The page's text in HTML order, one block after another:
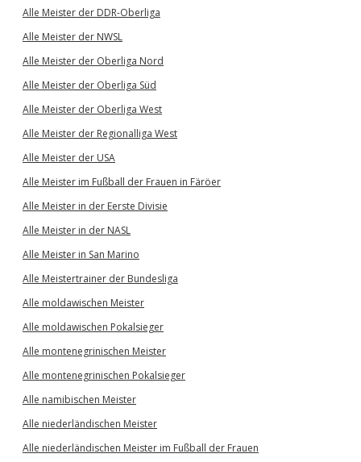
Alle Meister der DDR-Oberliga
Alle Meister der NWSL
Alle Meister der Oberliga Nord
Alle Meister der Oberliga Süd
Alle Meister der Oberliga West
Alle Meister der Regionalliga West
Alle Meister der USA
Alle Meister im Fußball der Frauen in Färöer
Alle Meister in der Eerste Divisie
Alle Meister in der NASL
Alle Meister in San Marino
Alle Meistertrainer der Bundesliga
Alle moldawischen Meister
Alle moldawischen Pokalsieger
Alle montenegrinischen Meister
Alle montenegrinischen Pokalsieger
Alle namibischen Meister
Alle niederländischen Meister
Alle niederländischen Meister im Fußball der Frauen